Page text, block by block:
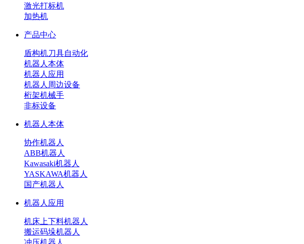
激光打标机
加热机
产品中心
盾构机刀具自动化
机器人本体
机器人应用
机器人周边设备
桁架机械手
非标设备
机器人本体
协作机器人
ABB机器人
Kawasaki机器人
YASKAWA机器人
国产机器人
机器人应用
机床上下料机器人
搬运码垛机器人
冲压机器人